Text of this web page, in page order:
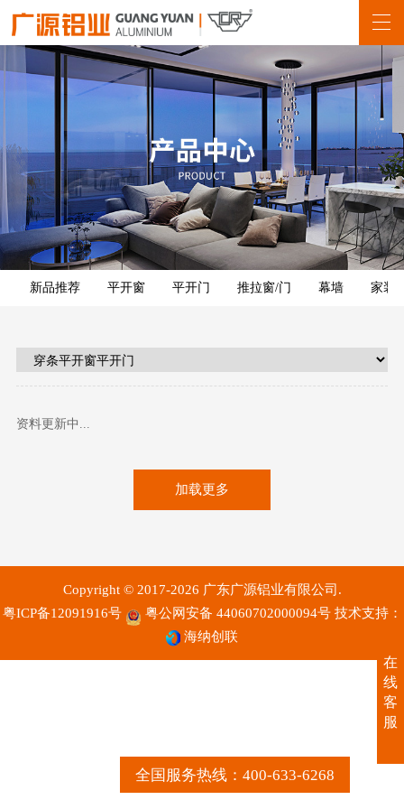
全国服务热线：400-633-6268
新品推荐 平开窗 平开门 推拉窗/门 幕墙 家装
资料更新中...
加载更多
Copyright © 2017-2026 广东广源铝业有限公司.
粤ICP备12091916号
粤公网安备 44060702000094号 技术支持：
海纳创联
在
线
客
服